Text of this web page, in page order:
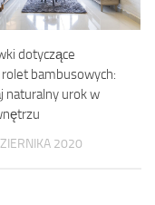
dotyczące
rolet bambusowych:
naturalny urok w
2020